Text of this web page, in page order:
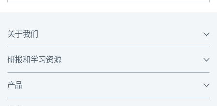
关于我们
研报和学习资源
产品